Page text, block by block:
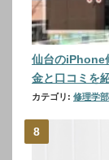
仙台のiPhone
金と口コミを
カテゴリ: 修理学部